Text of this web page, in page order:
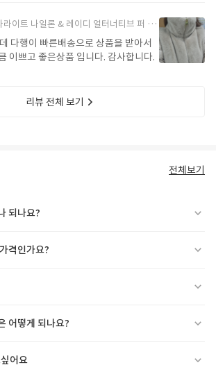
& 레이디 얼터너티브 퍼 케이프 PI002017D 12017Z 1985Chatilly Beige
다행이 빠른배송으로 상품을 받아서
이쁘고 좋은상품 입니다. 감사합니다.
리뷰 전체 보기
전체보기
되나요?
격인가요?
어떻게 되나요?
어요